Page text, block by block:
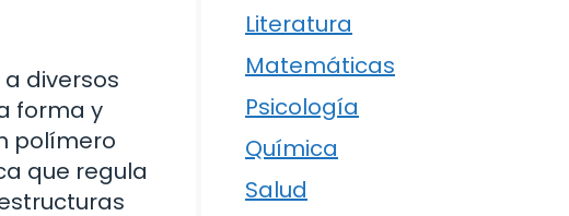
diversos
forma y
polímero
que regula
Literatura
Matemáticas
Psicología
Química
Salud